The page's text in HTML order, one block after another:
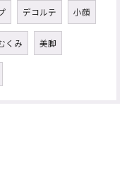
デコルテ 小顔
くみ 美脚